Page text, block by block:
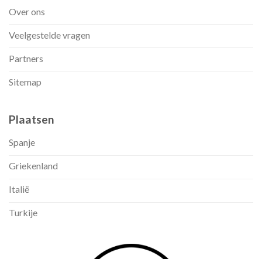
Over ons
Veelgestelde vragen
Partners
Sitemap
Plaatsen
Spanje
Griekenland
Italië
Turkije